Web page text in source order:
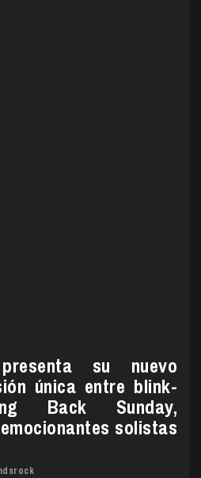
su nuevo
única entre blink-
Back Sunday,
solistas